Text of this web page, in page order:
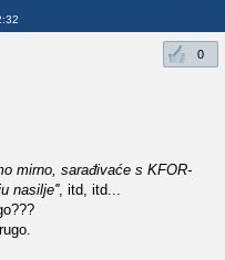
0
mirno, sarađivaće s KFOR-
nasilje'', itd, itd...